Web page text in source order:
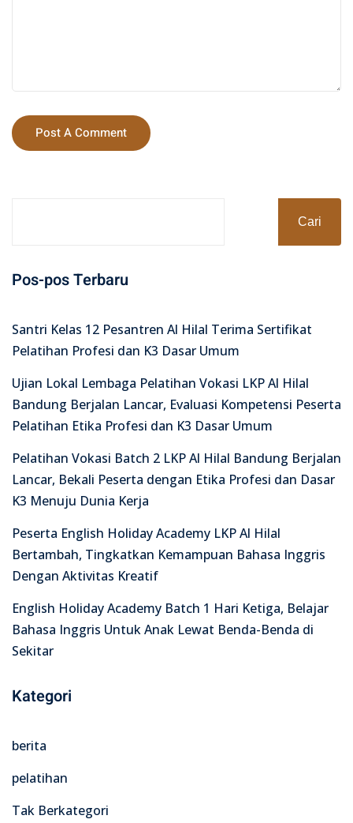
Cari
Pos-pos Terbaru
Santri Kelas 12 Pesantren Al Hilal Terima Sertifikat
Pelatihan Profesi dan K3 Dasar Umum
Ujian Lokal Lembaga Pelatihan Vokasi LKP Al Hilal
Bandung Berjalan Lancar, Evaluasi Kompetensi Peserta
Pelatihan Etika Profesi dan K3 Dasar Umum
Pelatihan Vokasi Batch 2 LKP Al Hilal Bandung Berjalan
Lancar, Bekali Peserta dengan Etika Profesi dan Dasar
K3 Menuju Dunia Kerja
Peserta English Holiday Academy LKP Al Hilal
Bertambah, Tingkatkan Kemampuan Bahasa Inggris
Dengan Aktivitas Kreatif
English Holiday Academy Batch 1 Hari Ketiga, Belajar
Bahasa Inggris Untuk Anak Lewat Benda-Benda di
Sekitar
Kategori
berita
pelatihan
Tak Berkategori